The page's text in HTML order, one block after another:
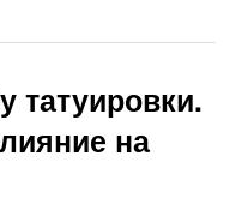
татуировки.
на